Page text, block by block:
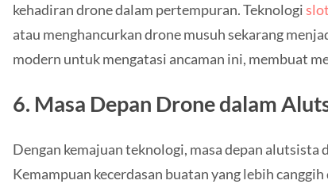
kehadiran drone dalam pertempuran. Teknologi
atau menghancurkan drone musuh sekarang
modern untuk mengatasi ancaman ini, membuat
6. Masa Depan Drone dalam
Dengan kemajuan teknologi, masa depan alutsista
Kemampuan kecerdasan buatan yang lebih